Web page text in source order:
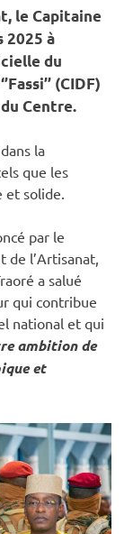
le Capitaine
2025 à
du
(CIDF)
Centre.
la
que les
et solide.
par le
de l’Artisanat,
a salué
qui contribue
national et qui
ambition de
et